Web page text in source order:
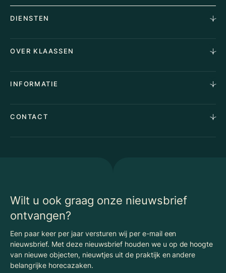
DIENSTEN
Aankoopopdracht
Stille verkoop
Taxaties
Advies
OVER KLAASSEN
Waarom Klaassen
Vacatures
Algemene voorwaarden
INFORMATIE
Vergunningen
CONTACT
Wilt u ook graag onze nieuwsbrief
ontvangen?
Een paar keer per jaar versturen wij per e-mail een
nieuwsbrief. Met deze nieuwsbrief houden we u op de hoogte
van nieuwe objecten, nieuwtjes uit de praktijk en andere
belangrijke horecazaken.